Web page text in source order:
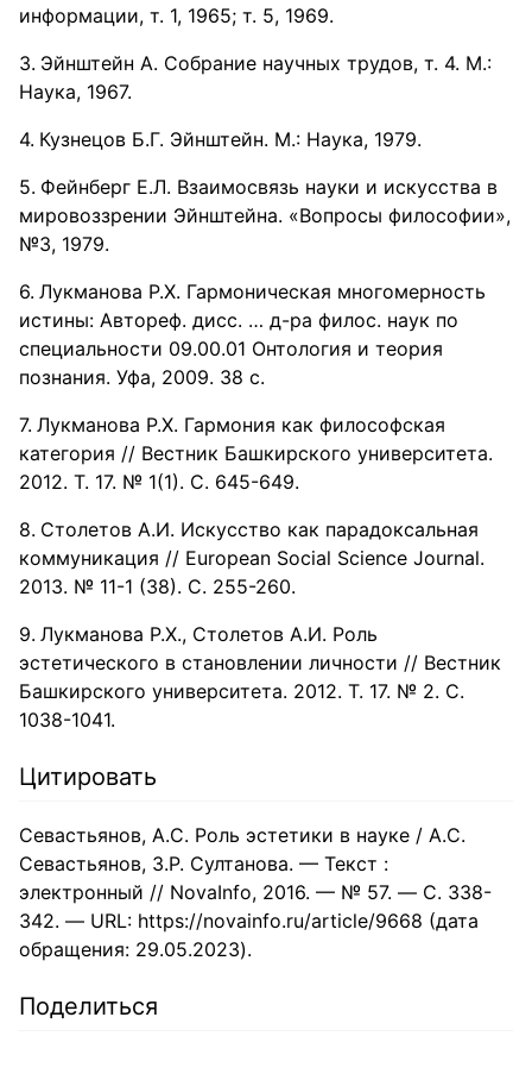
информации, т. 1, 1965; т. 5, 1969.
Эйнштейн А. Собрание научных трудов, т. 4. М.:
Наука, 1967.
Кузнецов Б.Г. Эйнштейн. М.: Наука, 1979.
Фейнберг E.Л. Взаимосвязь науки и искусства в
мировоззрении Эйнштейна. «Вопросы философии»,
№3, 1979.
Лукманова Р.Х. Гармоническая многомерность
истины: Автореф. дисс. … д-ра филос. наук по
специальности 09.00.01 Онтология и теория
познания. Уфа, 2009. 38 с.
Лукманова Р.Х. Гармония как философская
категория // Вестник Башкирского университета.
2012. Т. 17. № 1(1). С. 645-649.
Столетов А.И. Искусство как парадоксальная
коммуникация // European Social Science Journal.
2013. № 11-1 (38). С. 255-260.
Лукманова Р.Х., Столетов А.И. Роль
эстетического в становлении личности // Вестник
Башкирского университета. 2012. Т. 17. № 2. С.
1038-1041.
Цитировать
Севастьянов, А.С. Роль эстетики в науке / А.С.
Севастьянов, З.Р. Султанова. — Текст :
электронный // NovaInfo, 2016. — № 57. — С. 338-
342. — URL: https://novainfo.ru/article/9668 (дата
обращения: 29.05.2023).
Поделиться